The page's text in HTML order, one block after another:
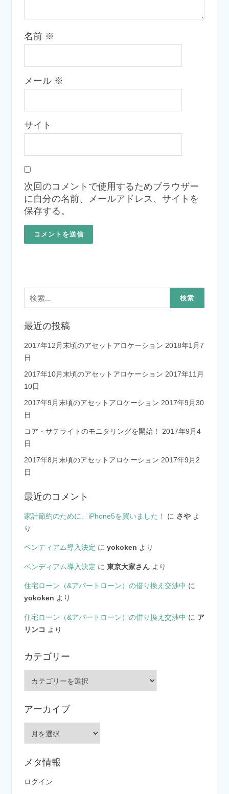
名前 ※
メール ※
サイト
次回のコメントで使用するためブラウザー
に自分の名前、メールアドレス、サイトを
保存する。
検
索:
最近の投稿
2017年12月末頃のアセットアロケーション 2018年1月7
日
2017年10月末頃のアセットアロケーション 2017年11月
10日
2017年9月末頃のアセットアロケーション 2017年9月30
日
コア・サテライトのモニタリングを開始！
2017年9月4
日
2017年8月末頃のアセットアロケーション 2017年9月2
日
最近のコメント
家計節約のために、iPhone5を買いました！ に さやよ
り
ベンディアム導入決定 に yokoken より
ベンディアム導入決定 に 東京大家さんより
住宅ローン（&アパートローン）の借り換え交渉中 に
yokoken より
住宅ローン（&アパートローン）の借り換え交渉中 に ア
リンコ より
カテゴリー
リ
ー
アーカイブ
イ
メタ情報
ログイン